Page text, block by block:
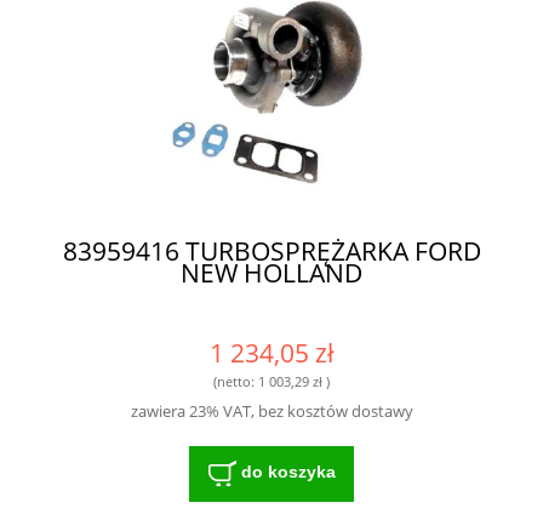
83959416 TURBOSPRĘŻARKA FORD
NEW HOLLAND
1 234,05 zł
(netto: 1 003,29 zł )
zawiera 23% VAT, bez kosztów dostawy
do koszyka